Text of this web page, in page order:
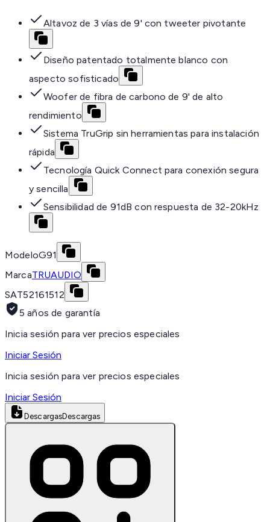
Altavoz de 3 vías de 9' con tweeter pivotante
Diseño patentado totalmente blanco con
aspecto sofisticado
Woofer de fibra de carbono de 9' de alto
rendimiento
Sistema TruGrip sin herramientas para instalación
rápida
Tecnología Quick Connect para conexión segura
y sencilla
Sensibilidad de 91dB con respuesta de 32-20kHz
ModeloG91
MarcaTRUAUDIO
SAT52161512
5 años de garantía
Inicia sesión para ver precios especiales
Iniciar Sesión
Inicia sesión para ver precios especiales
Iniciar Sesión
DescargasDescargas